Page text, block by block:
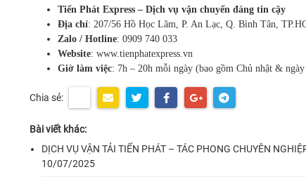
Tiến Phát Express – Dịch vụ vận chuyển đáng tin cậy
Địa chỉ: 207/56 Hồ Học Lãm, P. An Lạc, Q. Bình Tân,
Zalo / Hotline: 0909 740 033
Website: www.tienphatexpress.vn
Giờ làm việc: 7h – 20h mỗi ngày (bao gồm Chủ nhật &
Chia sẻ:
Bài viết khác:
DỊCH VỤ VẬN TẢI TIẾN PHÁT – TÁC PHONG CHUYÊN
10/07/2025